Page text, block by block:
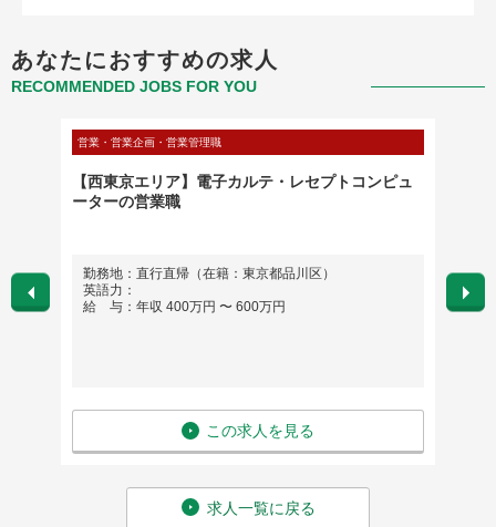
あなたにおすすめの求人
RECOMMENDED JOBS FOR YOU
営業・営業企画・営業管理職
【西東京エリア】電子カルテ・レセプトコンピュ
ーターの営業職
勤務地：直行直帰（在籍：東京都品川区）
英語力：
給 与：年収 400万円 〜 600万円
この求人を見る
勤務
英語
給
求人一覧に戻る